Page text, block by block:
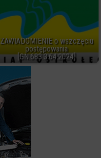
ZAWIADOMIENIE o wszczęciu
postępowania
[GN.683.3.64.2024]